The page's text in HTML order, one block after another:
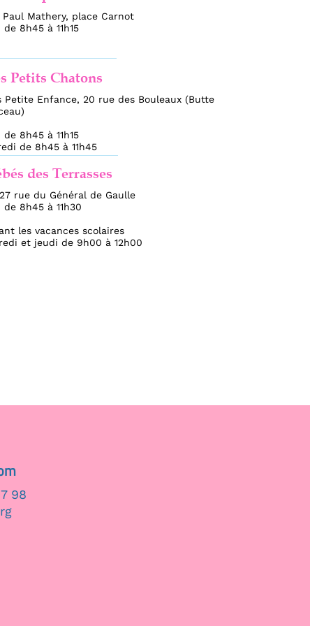
place Carnot
20 rue des Bouleaux (Butte
11h45
de Gaulle
scolaires
9h00 à 12h00